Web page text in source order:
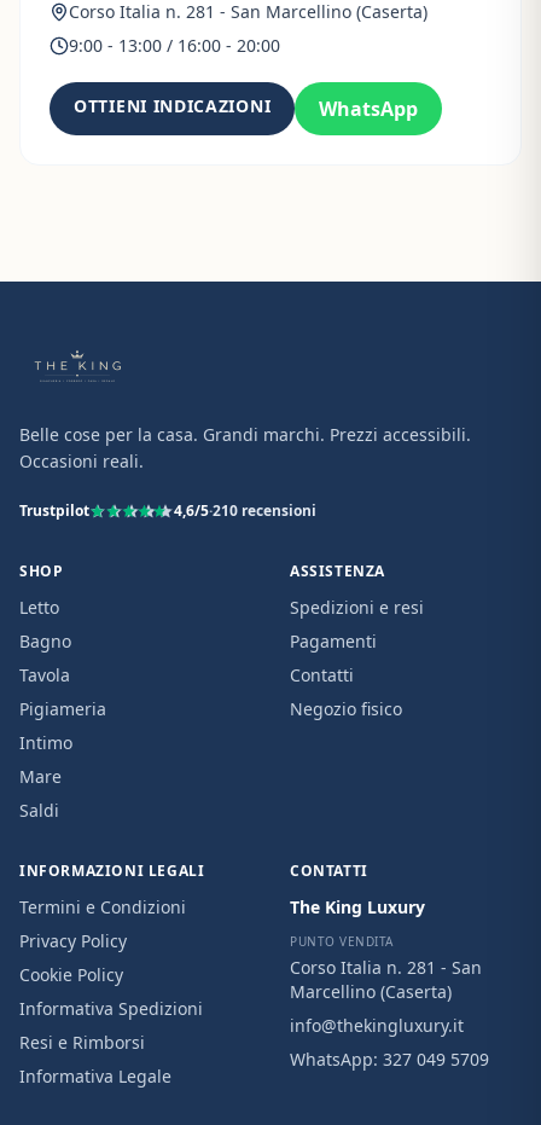
Corso Italia n. 281 - San Marcellino (Caserta)
9:00 - 13:00 / 16:00 - 20:00
OTTIENI INDICAZIONI WhatsApp
Belle cose per la casa. Grandi marchi. Prezzi accessibili.
Occasioni reali.
Trustpilot 4,6/5·210 recensioni
SHOP
Letto
Bagno
Tavola
Pigiameria
Intimo
Mare
Saldi
ASSISTENZA
Spedizioni e resi
Pagamenti
Contatti
Negozio fisico
INFORMAZIONI LEGALI
Termini e Condizioni
Privacy Policy
Cookie Policy
Informativa Spedizioni
Resi e Rimborsi
Informativa Legale
CONTATTI
The King Luxury
PUNTO VENDITA
Corso Italia n. 281 - San
Marcellino (Caserta)
info@thekingluxury.it
WhatsApp: 327 049 5709